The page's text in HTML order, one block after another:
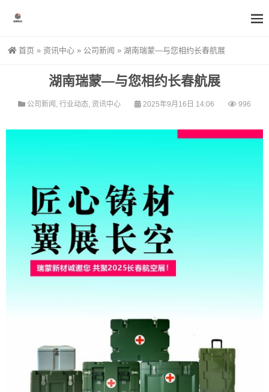
首页 » 资讯中心 » 公司新闻 » 湖南瑞蒙—与您相约长春航展
湖南瑞蒙—与您相约长春航展
公司新闻 , 行业动态, 资讯中心 2025年9月16日 14:06 996